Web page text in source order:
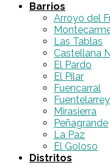
Barrios
Arroyo del
Las Tablas
Castellana
El Pardo
El Pilar
Fuencarral
Mirasierra
Peñagrande
La Paz
El Goloso
Distritos